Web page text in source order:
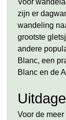
Voor
zijn er
wandeling
grootste
andere
Blanc, een
Blanc en de
Voor de